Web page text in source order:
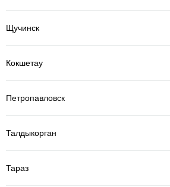
Щучинск
Кокшетау
Петропавловск
Талдыкорган
Тараз